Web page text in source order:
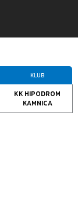
KLUB
KK HIPODROM
KAMNICA